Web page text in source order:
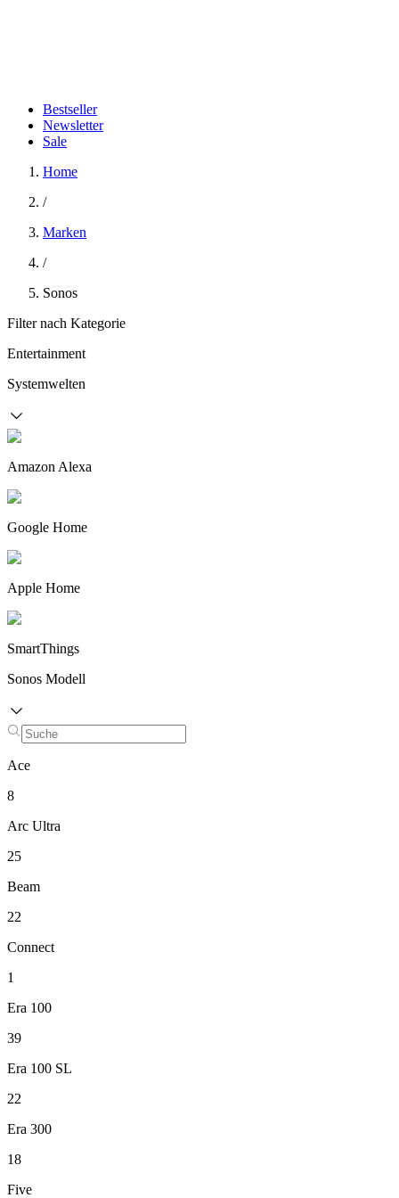
Bestseller
Newsletter
Sale
Home
/
Marken
/
Sonos
Filter nach Kategorie
Entertainment
Systemwelten
Amazon Alexa
Google Home
Apple Home
SmartThings
Sonos Modell
Ace
8
Arc Ultra
25
Beam
22
Connect
1
Era 100
39
Era 100 SL
22
Era 300
18
Five